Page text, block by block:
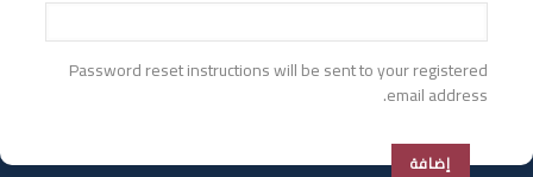
Password reset instructions will be sent to your registered
email address.